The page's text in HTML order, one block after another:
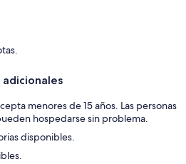
adicionales
menores de 15 años. Las personas
hospedarse sin problema.
disponibles.